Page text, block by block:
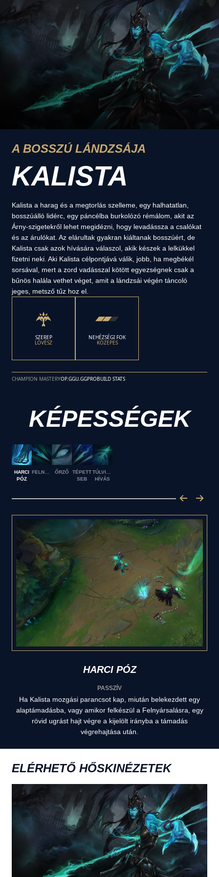
A BOSSZÚ LÁNDZSÁJA
KALISTA
Kalista a harag és a megtorlás szelleme, egy halhatatlan,
bosszúálló lidérc, egy páncélba burkolózó rémálom, akit az
Árny-szigetekről lehet megidézni, hogy levadássza a csalókat
és az árulókat. Az elárultak gyakran kiáltanak bosszúért, de
Kalista csak azok hívására válaszol, akik készek a lelkükkel
fizetni neki. Aki Kalista célpontjává válik, jobb, ha megbékél
sorsával, mert a zord vadásszal kötött egyezségnek csak a
bűnös halála vethet véget, amit a lándzsái végén táncoló
jeges, metsző tűz hoz el.
SZEREP
LÖVÉSZ
NEHÉZSÉGI FOK
KÖZEPES
CHAMPION MASTERYOP.GGU.GGPROBUILD STATS
KÉPESSÉGEK
HARCI
PÓZ
ŐRZŐ
TÉPETT
SEB
TÚLVILÁGI
HÍVÁS
HARCI PÓZ
PASSZÍV
Ha Kalista mozgási parancsot kap, miután belekezdett egy
alaptámadásba, vagy amikor felkészül a Felnyársalásra, egy
rövid ugrást hajt végre a kijelölt irányba a támadás
végrehajtása után.
ELÉRHETŐ HŐSKINÉZETEK